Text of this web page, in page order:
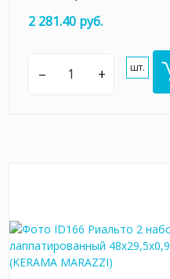
2 281.40 руб.
– + шт.